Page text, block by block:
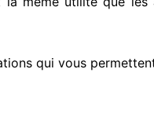
qui vous